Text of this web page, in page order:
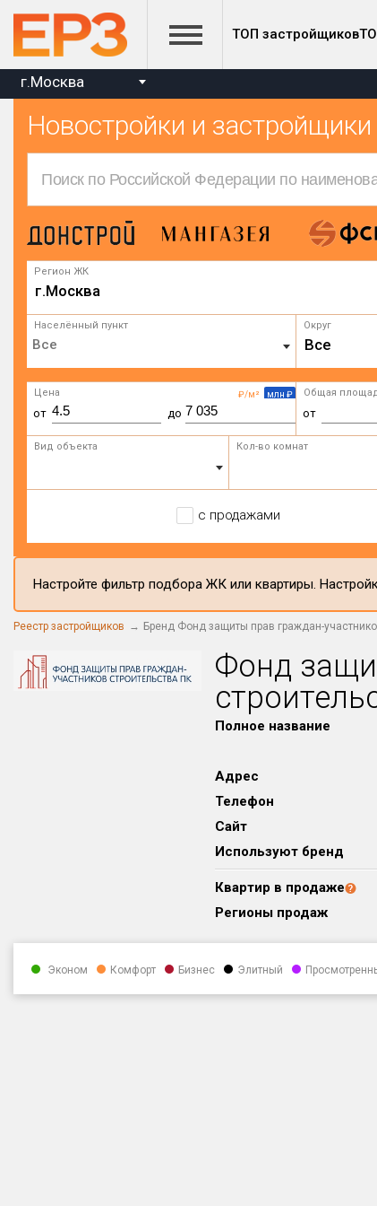
ТОП застройщиков
г.Москва
Новостройки и застройщики
Регион ЖК
г.Москва
Населённый пункт Округ
Все
₽/м² млн ₽
Цена
от до
Общая
от
Вид объекта Кол-во комнат
с продажами
Настройте фильтр подбора ЖК или квартиры.
Реестр застройщиков Бренд Фонд защиты прав граждан-
Фонд
Полное название
Адрес
Телефон
Сайт
Используют бренд
Квартир в продаже
Регионы продаж
Эконом Комфорт Бизнес Элитный